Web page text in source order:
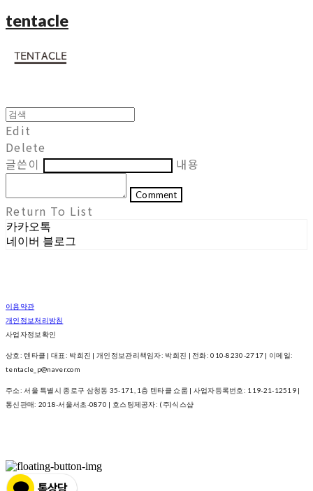
tentacle
Edit
Delete
글쓴이
내용
Comment
Return To List
카카오톡
네이버 블로그
이용약관
개인정보처리방침
사업자정보확인
상호: 텐타클 | 대표: 박희진 | 개인정보관리책임자: 박희진 | 전화: 010-8230-2717 | 이메일:
tentacle_p@naver.com
주소: 서울 특별시 종로구 삼청동 35-171, 1층 텐타클 쇼룸 | 사업자등록번호: 119-21-12519 |
통신판매: 2018-서울서초-0870 | 호스팅제공자: (주)식스샵